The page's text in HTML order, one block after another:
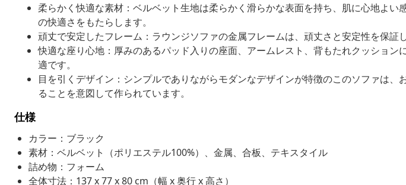
柔らかく快適な素材：ベルベット生地は柔らかく滑らかな表面を持ち、肌に心地よい
の快適さをもたらします。
頑丈で安定したフレーム：ラウンジソファの金属フレームは、頑丈さと安定性を保証し
快適な座り心地：厚みのあるパッド入りの座面、アームレスト、背もたれクッション
適です。
目を引くデザイン：シンプルでありながらモダンなデザインが特徴のこのソファは、
ることを意図して作られています。
仕様
カラー：ブラック
素材：ベルベット（ポリエステル100%）、金属、合板、テキスタイル
詰め物：フォーム
全体寸法：137 x 77 x 80 cm（幅 x 奥行 x 高さ）